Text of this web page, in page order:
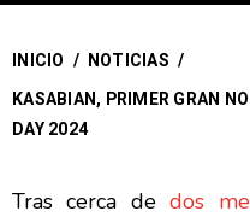
INICIO / NOTICIAS /
KASABIAN, PRIMER GRAN
DAY 2024
Tras cerca dedos